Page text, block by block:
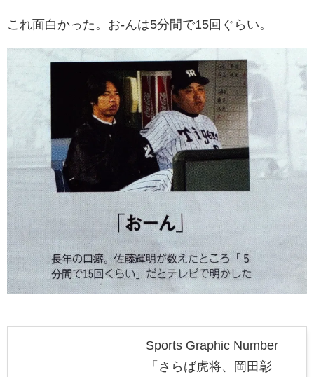
これ面白かった。お-んは5分間で15回ぐらい。
Sports Graphic Number
「さらば虎将、岡田彰